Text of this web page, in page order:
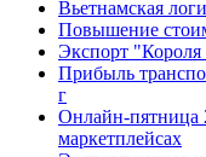
Вьетнамская
Повышение
Экспорт "Короля
Прибыль
г
Онлайн-пятница
маркетплейсах